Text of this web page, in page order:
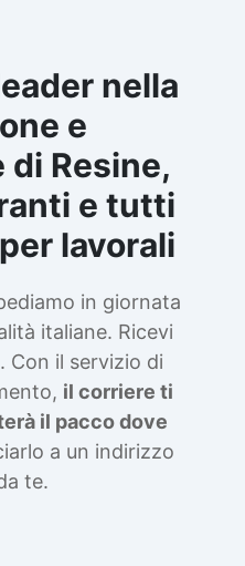
nella
e
Resine,
e tutti
lavorali
in giornata
italiane. Ricevi
Con il servizio di
il corriere ti
il pacco dove
a un indirizzo
te.